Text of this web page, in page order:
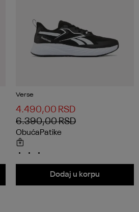
Verse
4.490,00 RSD
6.390,00RSD
ObućaPatike
Dodaj u korpu